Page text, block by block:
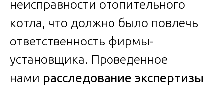
неисправности отопительного
котла, что должно было повлечь
ответственность фирмы-
установщика. Проведенное
нами расследование экспертизы